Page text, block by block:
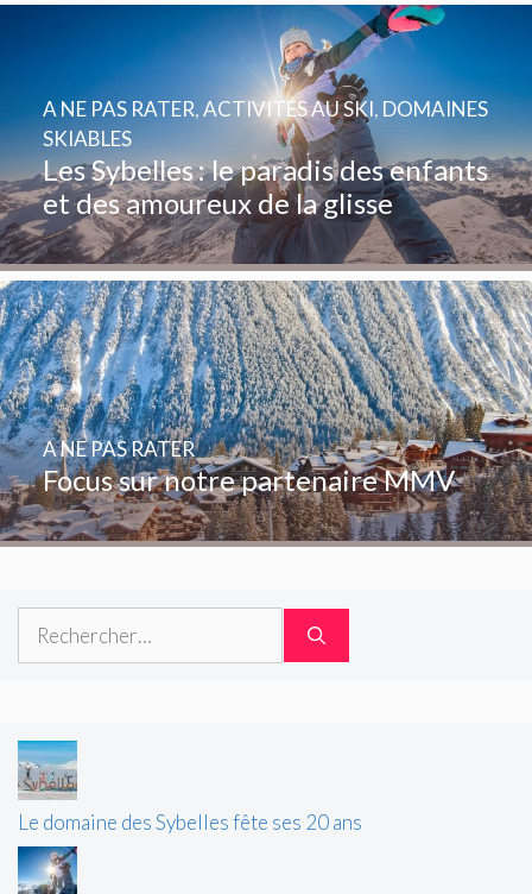
Les Sybelles : le paradis des enfants
et des amoureux de la glisse
A NE PAS RATER,ACTIVITÉS AU SKI, DOMAINES
SKIABLES
Focus sur notre partenaire MMV
A NE PAS RATER
Le domaine des Sybelles fête ses 20 ans